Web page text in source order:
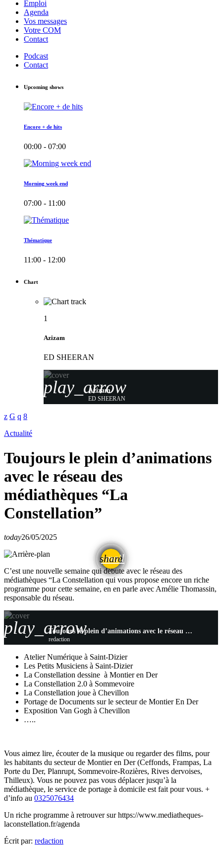
Emploi
Agenda
Vos messages
Votre COM
Contact
Podcast
Contact
Upcoming shows
Encore + de hits
00:00 - 07:00
Morning week end
07:00 - 11:00
Thématique
11:00 - 12:00
Chart
1
Azizam
ED SHEERAN
play_arrow
Azizam
ED SHEERAN
Actualité
Toujours le plein d’animations
avec le réseau des
médiathèques “La
Constellation”
today26/05/2025
share
email
C’est une nouvelle semaine qui débute avec le réseau des
médiathèques “La Constellation qui vous propose encore un riche
programme pour cette semaine, en en parle avec Amélie Thomassin,
responsable du réseau.
play_arrow Toujours le plein d’animations avec le réseau des médiathèques “La Constellation”
redaction
Atelier Numérique à Saint-Dizier
Les Petits Musiciens à Saint-Dizier
La Constellation dessine à Montier en Der
La Constellation 2.0 à Sommevoire
La Constellation joue à Chevillon
Portage de Documents sur le secteur de Montier En Der
Exposition Van Gogh à Chevillon
…..
Vous aimez lire, écouter de la musique ou regarder des films, pour
les habitants du secteur de Montier en Der (Ceffonds, Frampas, La
Porte du Der, Planrupt, Sommevoire-Rozières, Rives dervoises,
Thilleux). Vous ne pouvez pas vous déplacer jusqu’à la
médiathèque, le service de portage à domicile est fait pour vous. +
d’info au 0325076434
Un riche programme à retrouver sur https://www.mediatheques-
laconstellation.fr/agenda
Écrit par: redaction